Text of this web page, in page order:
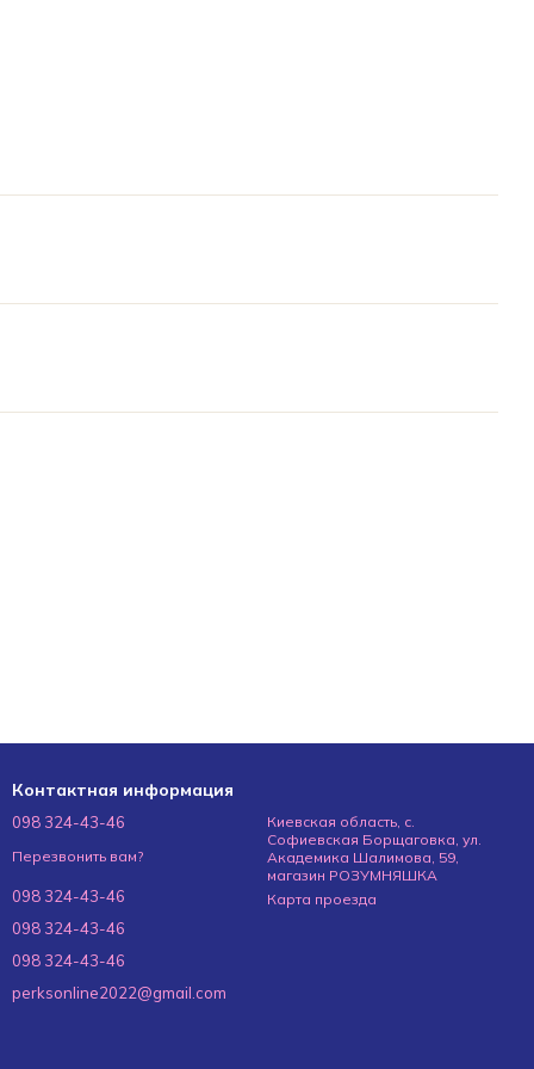
Контактная информация
098 324-43-46
Перезвонить вам?
098 324-43-46
098 324-43-46
098 324-43-46
perksonline2022@gmail.com
Киевская область, с.
Софиевская Борщаговка, ул.
Академика Шалимова, 59,
магазин РОЗУМНЯШКА
Карта проезда